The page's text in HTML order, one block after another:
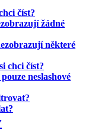
číst?
žádné
některé
chci číst?
neslashové